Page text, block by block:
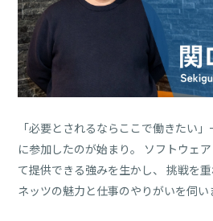
の
を
中
心
採
用
に
関
「必要とされるならここで働きたい
に参加したのが始まり。 ソフトウェ
て提供できる強みを生かし、 挑戦を
ネッツの魅力と仕事のやりがいを伺い